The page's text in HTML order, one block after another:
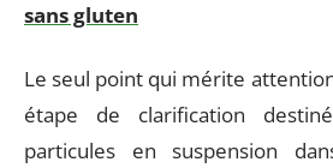
sans gluten
Le seul point qui mérite
étape de clarification
particules en suspension